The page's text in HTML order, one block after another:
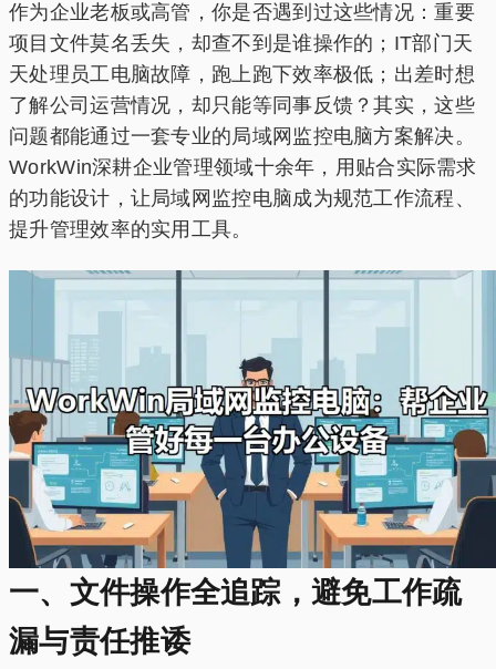
作为企业老板或高管，你是否遇到过这些情况：重要
项目文件莫名丢失，却查不到是谁操作的；IT部门天
天处理员工电脑故障，跑上跑下效率极低；出差时想
了解公司运营情况，却只能等同事反馈？其实，这些
问题都能通过一套专业的局域网监控电脑方案解决。
WorkWin深耕企业管理领域十余年，用贴合实际需求
的功能设计，让局域网监控电脑成为规范工作流程、
提升管理效率的实用工具。
一、文件操作全追踪，避免工作疏
漏与责任推诿